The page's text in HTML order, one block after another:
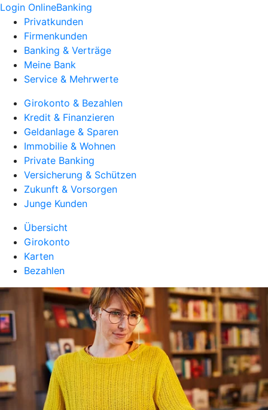
Login OnlineBanking
Privatkunden
Firmenkunden
Banking & Verträge
Meine Bank
Service & Mehrwerte
Girokonto & Bezahlen
Kredit & Finanzieren
Geldanlage & Sparen
Immobilie & Wohnen
Private Banking
Versicherung & Schützen
Zukunft & Vorsorgen
Junge Kunden
Übersicht
Girokonto
Karten
Bezahlen